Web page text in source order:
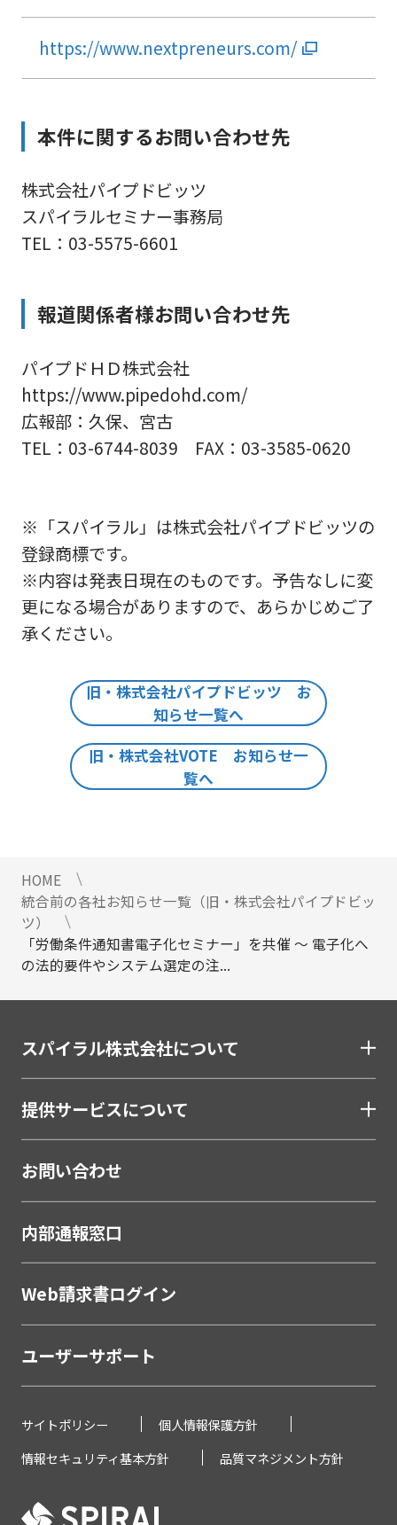
https://www.nextpreneurs.com/
本件に関するお問い合わせ先
株式会社パイプドビッツ
スパイラルセミナー事務局
TEL：03-5575-6601
報道関係者様お問い合わせ先
パイプドＨＤ株式会社
https://www.pipedohd.com/
広報部：久保、宮古
TEL：03-6744-8039 FAX：03-3585-0620
※「スパイラル」は株式会社パイプドビッツの
登録商標です。
※内容は発表日現在のものです。予告なしに変
更になる場合がありますので、あらかじめご了
承ください。
旧・株式会社パイプドビッツ お
知らせ一覧へ
旧・株式会社VOTE お知らせ一
覧へ
HOME
統合前の各社お知らせ一覧（旧・株式会社パイプドビッ
ツ）
「労働条件通知書電子化セミナー」を共催 ～ 電子化へ
の法的要件やシステム選定の注...
サイトポリシー
個人情報保護方針
情報セキュリティ基本方針
品質マネジメント方針
スパイラル株式会社について
提供サービスについて
お問い合わせ
内部通報窓口
Web請求書ログイン
ユーザーサポート